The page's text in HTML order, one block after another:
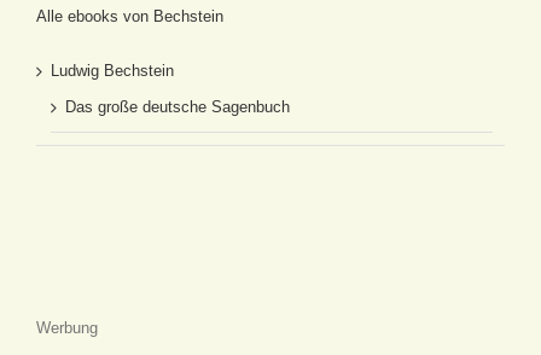
Alle ebooks von Bechstein
Ludwig Bechstein
Das große deutsche Sagenbuch
Werbung